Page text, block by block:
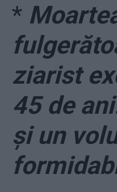
*
ziarist
45 de
și un